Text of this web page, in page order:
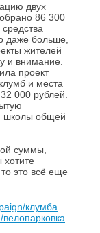
двух
86 300
даже больше,
жителей
и внимание.
проект
и места
000 рублей.
школы общей
суммы,
это всё еще
клумба